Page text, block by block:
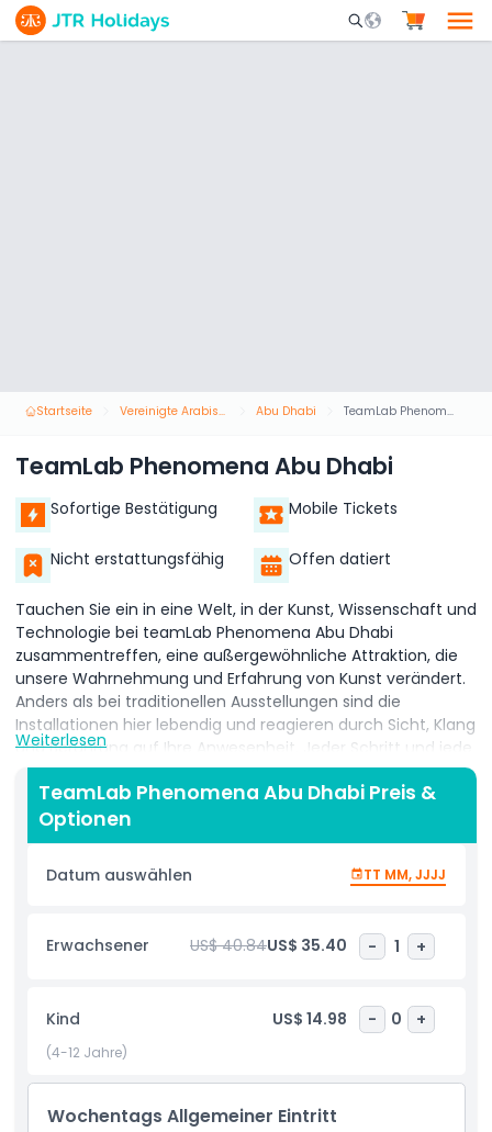
Mobile Search
Startseite Vereinigte Arabische Emirate Abu Dhabi TeamLab Phenomena Abu Dhabi
TeamLab Phenomena Abu Dhabi
Sofortige Bestätigung Mobile Tickets
Nicht erstattungsfähig Offen datiert
Tauchen Sie ein in eine Welt, in der Kunst, Wissenschaft und
Technologie bei teamLab Phenomena Abu Dhabi
zusammentreffen, eine außergewöhnliche Attraktion, die
unsere Wahrnehmung und Erfahrung von Kunst verändert.
Anders als bei traditionellen Ausstellungen sind die
Installationen hier lebendig und reagieren durch Sicht, Klang
und Berührung auf Ihre Anwesenheit. Jeder Schritt und jede
Bewegung, die Sie machen, wird Teil des Kunstwerks und
verwandelt es in Echtzeit. Die weitläufigen digitalen
Umgebungen sind dafür ausgelegt, sich mit ihrer
Umgebung und den Menschen, die mit ihnen interagieren,
weiterzuentwickeln, sodass keine zwei Besuche jemals
gleich sind. Muster verändern sich, Farben fließen und
wodurch jede Reise einzigartig, persönlich und
unvergesslich wird. Mehr als nur eine Galerie ist teamLab
Neugier und Staunen inspiriert. Es ist ein Ort, an dem Kunst
interaktiv wird, wo Sie nicht nur beobachten, sondern
teilnehmen. Perfekt für Familien, Freunde und Besucher
Weiterlesen
TeamLab Phenomena Abu Dhabi Preis &
Optionen
Datum auswählen TT MM, JJJJ
Erwachsener US$ 40.84US$ 35.40 - 1 +
Kind US$ 14.98 - 0 +
(4-12 Jahre)
Wochentags Allgemeiner Eintritt